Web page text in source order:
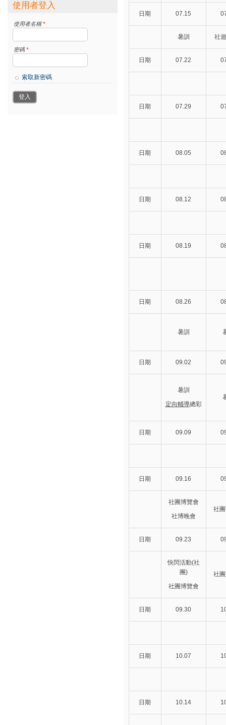
使用者登入
使用者名稱*
密碼*
索取新密碼
日期 07.15
暑訓 社
日期 07.22
日期 07.29
日期 08.05
日期 08.12
日期 08.19
日期 08.26
暑訓
日期 09.02
暑訓
定向輔導總彩
日期 09.09
日期 09.16
社團博覽會
社博晚會
社
日期 09.23
快閃活動(社
團)
社團博覽會
社
日期 09.30
日期 10.07
日期 10.14